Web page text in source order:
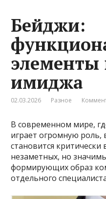
Бейджи:
элементы
имиджа
02.03.2026 Разное
В современном мире,
играет огромную роль,
становится
незаметных, но
формирующих образ
отдельного